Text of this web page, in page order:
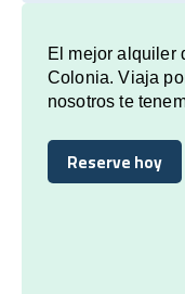
El mejor alquiler
Colonia. Viaja
nosotros te
Reserve hoy
Reserve hoy